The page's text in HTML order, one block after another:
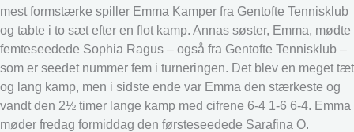
mest formstærke spiller Emma Kamper fra Gentofte Tennisklub
og tabte i to sæt efter en flot kamp. Annas søster, Emma, mødte
femteseedede Sophia Ragus – også fra Gentofte Tennisklub –
som er seedet nummer fem i turneringen. Det blev en meget tæt
og lang kamp, men i sidste ende var Emma den stærkeste og
vandt den 2½ timer lange kamp med cifrene 6-4 1-6 6-4. Emma
møder fredag formiddag den førsteseedede Sarafina O.